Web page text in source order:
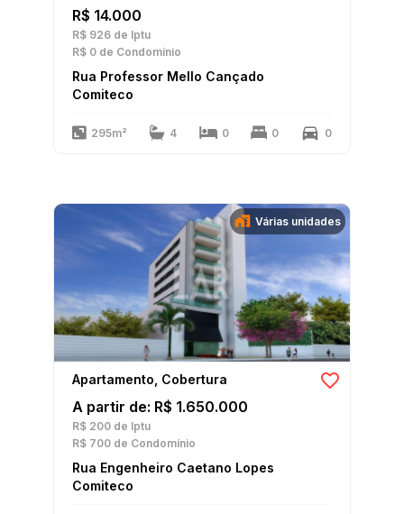
R$ 14.000
R$ 926 de Iptu
R$ 0 de Condomínio
Rua Professor Mello Cançado
Comiteco
295m² 4 0 0 0
Várias unidades
Apartamento, Cobertura
A partir de: R$ 1.650.000
R$ 200 de Iptu
R$ 700 de Condomínio
Rua Engenheiro Caetano Lopes
Comiteco